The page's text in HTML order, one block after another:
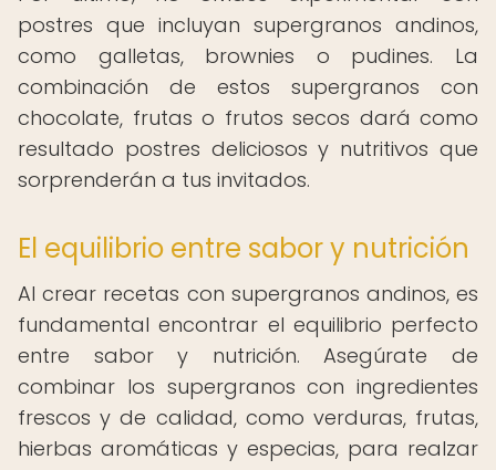
postres que incluyan supergranos andinos,
como galletas, brownies o pudines. La
combinación de estos supergranos con
chocolate, frutas o frutos secos dará como
resultado postres deliciosos y nutritivos que
sorprenderán a tus invitados.
El equilibrio entre sabor y nutrición
Al crear recetas con supergranos andinos, es
fundamental encontrar el equilibrio perfecto
entre sabor y nutrición. Asegúrate de
combinar los supergranos con ingredientes
frescos y de calidad, como verduras, frutas,
hierbas aromáticas y especias, para realzar